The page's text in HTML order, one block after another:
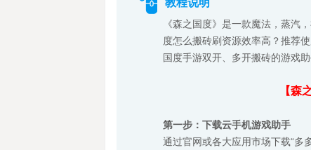
教程说明
《森之国度》是一款魔法，蒸汽
度怎么搬砖刷资源效率高？推荐
国度手游双开、多开搬砖的游戏助
【森
第一步：下载云手机游戏助手
通过官网或各大应用市场下载“多